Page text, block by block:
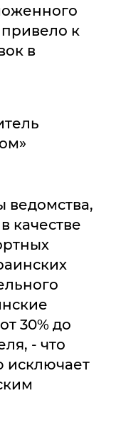
к
в
ведомства,
качестве
30% до
- что
исключает